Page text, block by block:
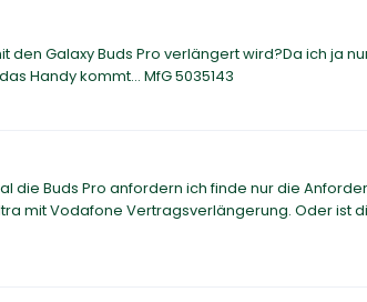
Galaxy Buds Pro verlängert wird?Da ich ja
Handy kommt... MfG 5035143
die Buds Pro anfordern ich finde nur die
mit Vodafone Vertragsverlängerung. Oder ist